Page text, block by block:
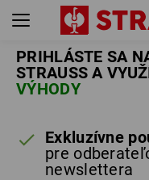
PRIHLÁSTE SA
STRAUSS A
VÝHODY
Exkluzívne
pre
newslettera